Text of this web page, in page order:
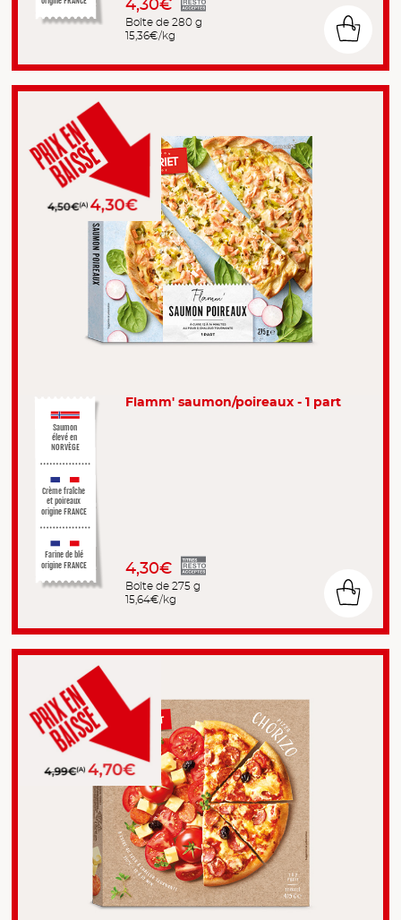
4,30€
Boîte de 280 g
15,36€/kg
Saumon
élevé en
NORVÈGE
Crème fraîche
et poireaux
origine FRANCE
Farine de blé
origine FRANCE
Flamm' saumon/poireaux - 1 part
4,30€
Boîte de 275 g
15,64€/kg